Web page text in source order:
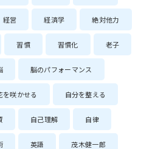
経営 経済学 絶対他力
習慣 習慣化 老子
脳のパフォーマンス
を咲かせる 自分を整える
自己理解 自律
英語 茂木健一郎